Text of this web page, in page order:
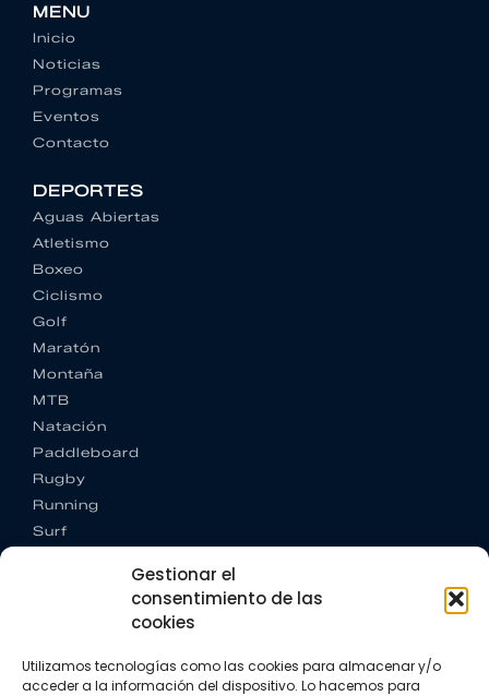
Gestionar el
consentimiento de las
cookies
Utilizamos tecnologías como las cookies para almacenar y/o
acceder a la información del dispositivo. Lo hacemos para
MENU
Inicio
Noticias
Programas
Eventos
Contacto
DEPORTES
Aguas Abiertas
Atletismo
Boxeo
Ciclismo
Golf
Maratón
Montaña
MTB
Natación
Paddleboard
Rugby
Running
Surf
CONTACTO
+34 662 342 177